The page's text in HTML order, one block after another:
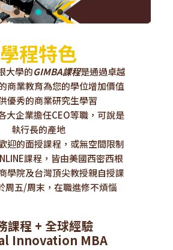
學程特色
大學的GIMBA課程是通過卓越
商業教育為您的學位增加價值
優秀的商業研究生學習
大企業擔任CEO等職，可說是
執行長的產地
迎的面授課程，或無空間限制
課程，皆由美國西密西根
學院及台灣頂尖教授親自授課
周五/周末，在職進修不煩惱
課程 + 全球經驗
Innovation MBA